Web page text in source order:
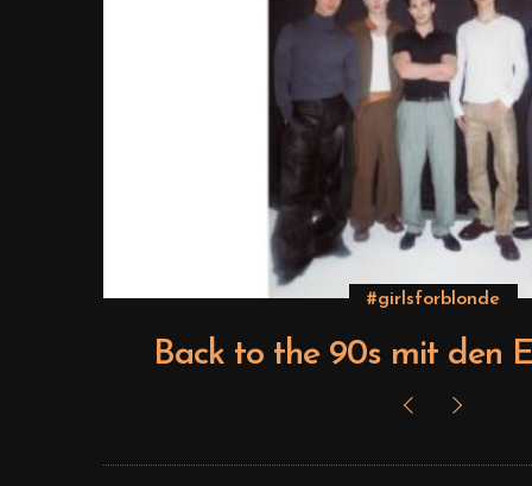
Beauty
Editorial –